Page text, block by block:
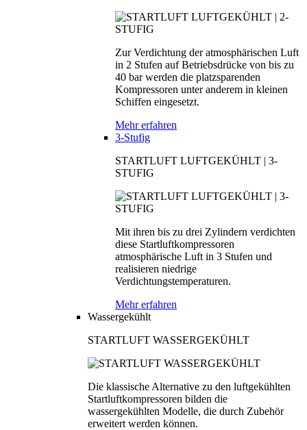
Zur Verdichtung der atmosphärischen Luft
in 2 Stufen auf Betriebsdrücke von bis zu
40 bar werden die platzsparenden
Kompressoren unter anderem in kleinen
Schiffen eingesetzt.
Mehr erfahren
3-Stufig
STARTLUFT LUFTGEKÜHLT | 3-
STUFIG
Mit ihren bis zu drei Zylindern verdichten
diese Startluftkompressoren
atmosphärische Luft in 3 Stufen und
realisieren niedrige
Verdichtungstemperaturen.
Mehr erfahren
Wassergekühlt
STARTLUFT WASSERGEKÜHLT
Die klassische Alternative zu den luftgekühlten
Startluftkompressoren bilden die
wassergekühlten Modelle, die durch Zubehör
erweitert werden können.